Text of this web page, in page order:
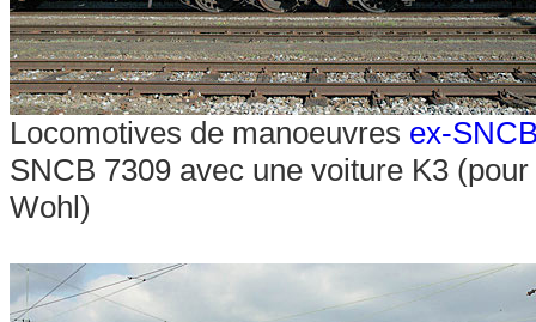
Locomotives de manoeuvres ex-
SNCB 7309 avec une voiture K3
Wohl)